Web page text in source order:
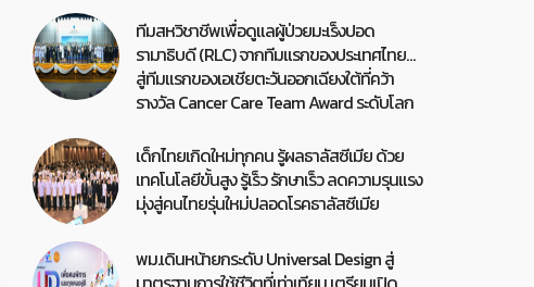
ทีมสหวิชาชีพเพื่อดูแลผู้ป่วยมะเร็งปอด
รามาธิบดี (RLC) จากทีมแรกของประเทศไทย…
สู่ทีมแรกของเอเชียตะวันออกเฉียงใต้ที่คว้า
รางวัล Cancer Care Team Award ระดับโลก
เด็กไทยเกิดใหม่ทุกคน รู้ผลธาลัสซีเมีย ด้วย
เทคโนโลยีขั้นสูง รู้เร็ว รักษาเร็ว ลดความรุนแรง
มุ่งสู่คนไทยรุ่นใหม่ปลอดโรคธาลัสซีเมีย
พม.เดินหน้ายกระดับ Universal Design สู่